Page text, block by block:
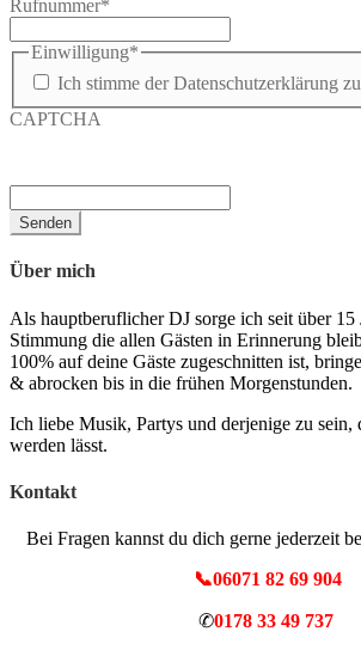
Rufnummer*
Einwilligung*
Ich stimme der Datenschutzerklärung
CAPTCHA
Über mich
Als hauptberuflicher DJ sorge ich seit über 15
Stimmung die allen Gästen in Erinnerung
100% auf deine Gäste zugeschnitten ist,
& abrocken bis in die frühen Morgenstunden.
Ich liebe Musik, Partys und derjenige zu sein,
werden lässt.
Kontakt
Bei Fragen kannst du dich gerne jederzeit
📞06071 82 69 904
✆0178 33 49 737